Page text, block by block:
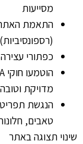
מסייעות
התאמת האתר
(רספונסיביות)
כפתורי
מדויקת
הנגשת
טאבים,
שינוי תצוגה באתר